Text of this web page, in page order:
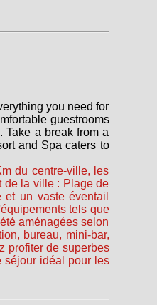
you need for
guestrooms
Take a break from a
and Spa caters to
du centre-ville, les
de la ville : Plage de
un vaste éventail
tels que
aménagées selon
bureau, mini-bar,
profiter de superbes
séjour idéal pour les